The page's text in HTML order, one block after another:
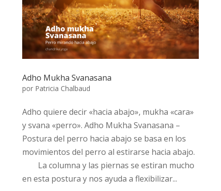
Adho Mukha Svanasana
por Patricia Chalbaud
Adho quiere decir «hacia abajo», mukha «cara»
y svana «perro». Adho Mukha Svanasana –
Postura del perro hacia abajo se basa en los
movimientos del perro al estirarse hacia abajo.
⠀ ⠀ La columna y las piernas se estiran mucho
en esta postura y nos ayuda a flexibilizar...